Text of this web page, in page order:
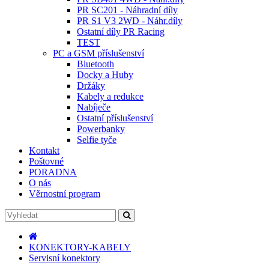
PR SC201 - Náhradní díly
PR S1 V3 2WD - Náhr.díly
Ostatní díly PR Racing
TEST
PC a GSM příslušenství
Bluetooth
Docky a Huby
Držáky
Kabely a redukce
Nabíječe
Ostatní příslušenství
Powerbanky
Selfie tyče
Kontakt
Poštovné
PORADNA
O nás
Věrnostní program
KONEKTORY-KABELY
Servisní konektory